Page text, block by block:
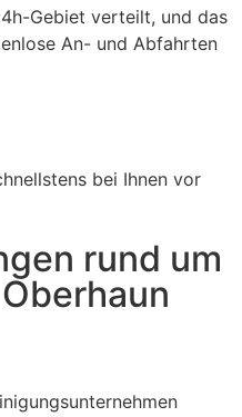
Gebiet verteilt, und das
An- und Abfahrten
bei Ihnen vor
rund um